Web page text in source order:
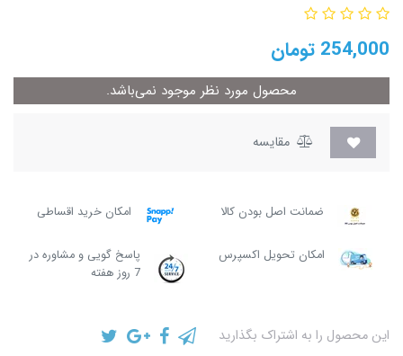
254,000 تومان
محصول مورد نظر موجود نمی‌باشد.
مقایسه
ضمانت اصل بودن کالا امکان خرید اقساطی
امکان تحویل اکسپرس
پاسخ گویی و مشاوره در
7 روز هفته
این محصول را به اشتراک بگذارید